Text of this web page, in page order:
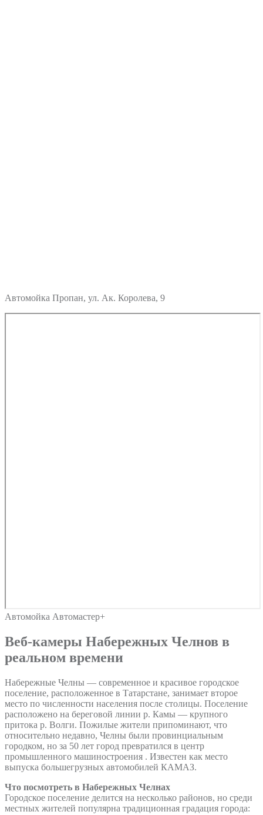
Автомойка Пропан, ул. Ак. Королева, 9
Автомойка Автомастер+
Веб-камеры Набережных Челнов в
реальном времени
Набережные Челны — современное и красивое городское
поселение, расположенное в Татарстане, занимает второе
место по численности населения после столицы. Поселение
расположено на береговой линии р. Камы — крупного
притока р. Волги. Пожилые жители припоминают, что
относительно недавно, Челны были провинциальным
городком, но за 50 лет город превратился в центр
промышленного машиностроения . Известен как место
выпуска большегрузных автомобилей КАМАЗ.
Что посмотреть в Набережных Челнах
Городское поселение делится на несколько районов, но среди
местных жителей популярна традиционная градация города: